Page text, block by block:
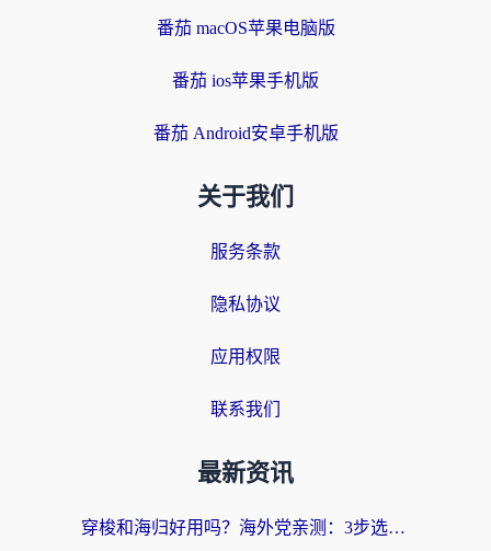
番茄 macOS苹果电脑版
番茄 ios苹果手机版
番茄 Android安卓手机版
关于我们
服务条款
隐私协议
应用权限
联系我们
最新资讯
穿梭和海归好用吗？海外党亲测：3步选对回国加速器，无缝刷国内剧玩手游